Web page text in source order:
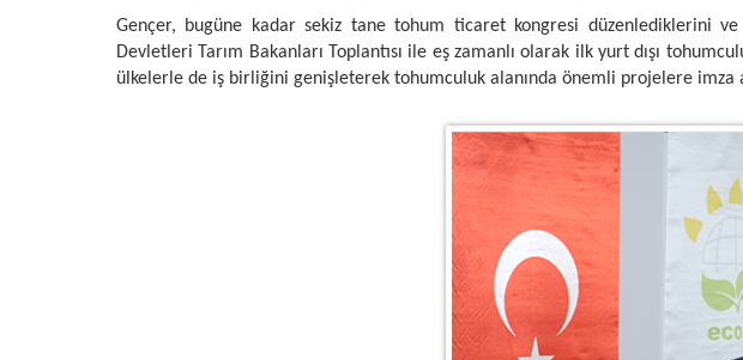
Gençer, bugüne kadar sekiz tane tohum ticaret kongresi düzenlediklerini ve
Devletleri Tarım Bakanları Toplantısı ile eş zamanlı olarak ilk yurt dışı
ülkelerle de iş birliğini genişleterek tohumculuk alanında önemli projelere imza